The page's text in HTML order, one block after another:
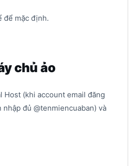
để mặc định.
chủ ảo
Host (khi account email đăng
nhập đủ @tenmiencuaban) và